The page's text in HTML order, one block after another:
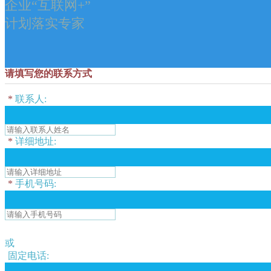
企业“互联网+”
计划落实专家
请填写您的联系方式
* 联系人:
* 详细地址:
* 手机号码:
或
固定电话: